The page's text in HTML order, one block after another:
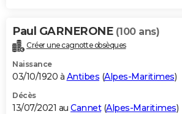
Paul GARNERONE (100 ans)
Créer une cagnotte obsèques
Naissance
03/10/1920 à Antibes (Alpes-Maritimes)
Décès
13/07/2021 au Cannet(Alpes-Maritimes)